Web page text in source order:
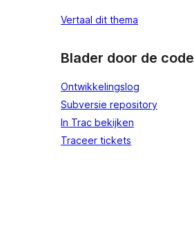
Vertaal dit thema
Blader door de code
Ontwikkelingslog
Subversie repository
In Trac bekijken
Traceer tickets